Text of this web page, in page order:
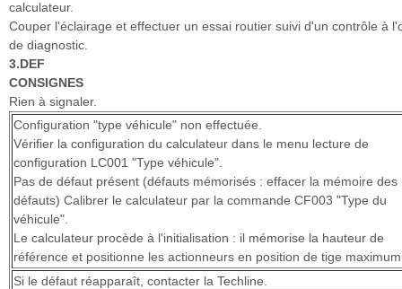
calculateur.
Couper l'éclairage et effectuer un essai routier suivi d'un contrôle à
de diagnostic.
3.DEF
CONSIGNES
Rien à signaler.
Configuration "type véhicule" non effectuée.
Vérifier la configuration du calculateur dans le menu lecture de
configuration LC001 "Type véhicule".
Pas de défaut présent (défauts mémorisés : effacer la mémoire des
défauts) Calibrer le calculateur par la commande CF003 "Type du
véhicule".
Le calculateur procède à l'initialisation : il mémorise la hauteur de
référence et positionne les actionneurs en position de tige
Si le défaut réapparaît, contacter la Techline.